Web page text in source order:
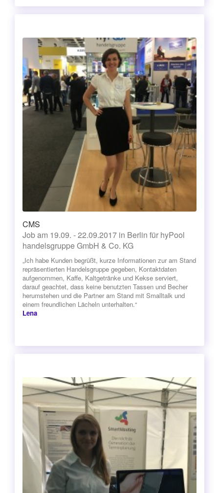
CMS
Job am 19.09. - 22.09.2017 in Berlin für hyPool
handelsgruppe GmbH & Co. KG
„Ich habe Kunden begrüßt, kurze Informationen zur am Stand
repräsentierten Handelsgruppe gegeben, Kontaktdaten
aufgenommen, Kaffe, Kaltgetränke und Kekse serviert,
darauf geachtet, dass keine benutzten Tassen und Becher
herumstehen und die Partner am Stand mit Smalltalk und
einem freundlichen Lächeln unterhalten.“
Lena